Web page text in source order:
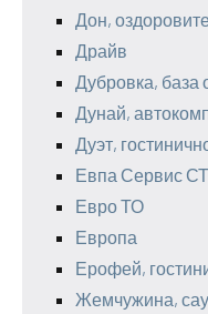
Дон,
Драйв
Дубровка, база
Дунай,
Дуэт,
Евпа Сервис
Евро ТО
Европа
Ерофей,
Жемчужина,